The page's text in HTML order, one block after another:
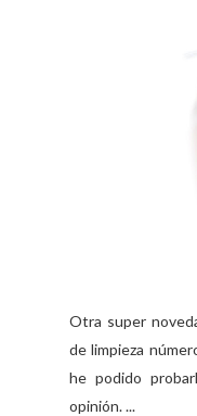
Otra super
de limpieza
he podido
opinión. ...